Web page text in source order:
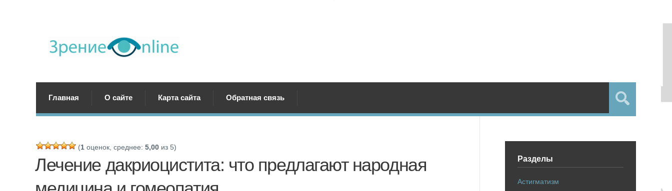
Главная О сайте Карта сайта Обратная связь
(1 оценок, среднее: 5,00 из 5)
Лечение дакриоцистита: что предлагают народная
Разделы
Астигматизм